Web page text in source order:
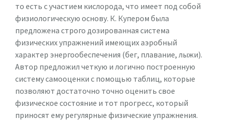
то есть с участием кислорода, что имеет под собой
физиологическую основу. К. Купером была
предложена строго дозированная система
физических упражнений имеющих аэробный
характер энергообеспечения (бег, плавание, лыжи).
Автор предложил четкую и логично построенную
систему самооценки с помощью таблиц, которые
позволяют достаточно точно оценить свое
физическое состояние и тот прогресс, который
приносят ему регулярные физические упражнения.